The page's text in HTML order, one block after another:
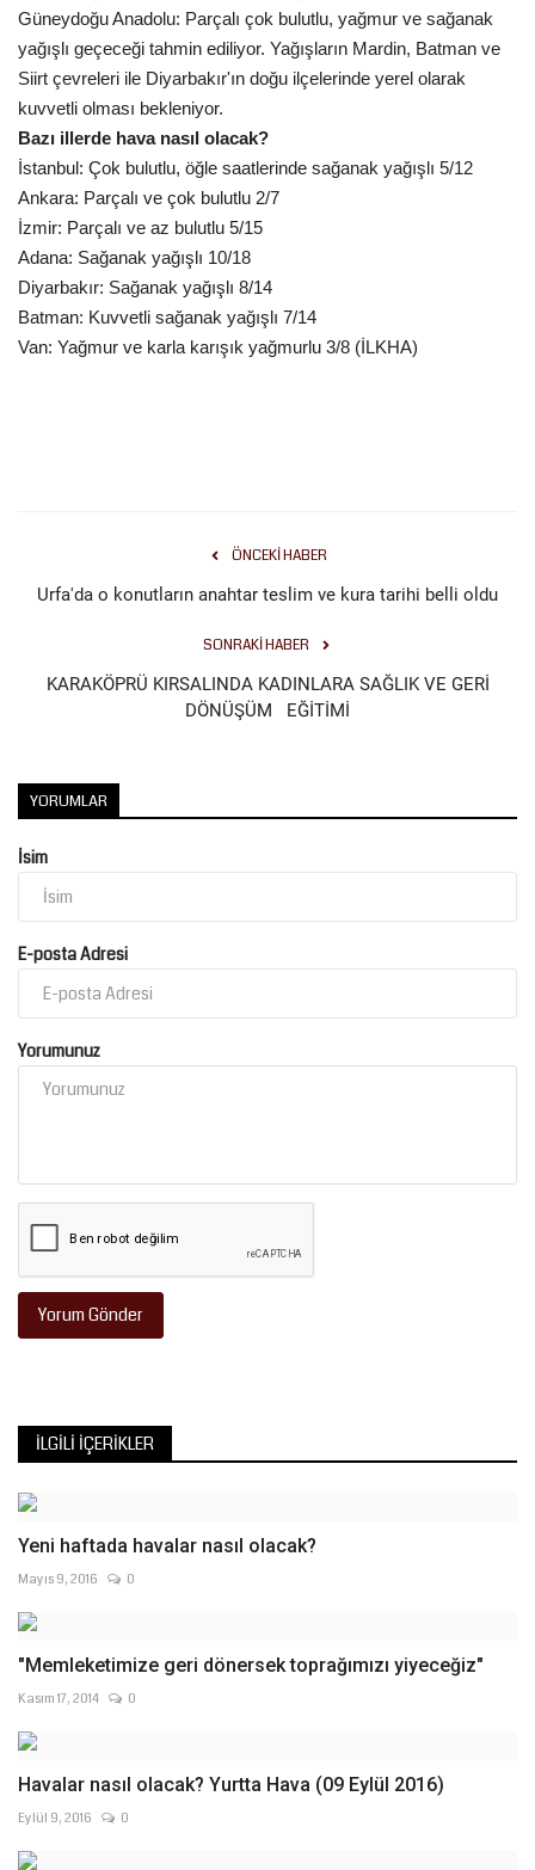
Güneydoğu Anadolu: Parçalı çok bulutlu, yağmur ve sağanak
yağışlı geçeceği tahmin ediliyor. Yağışların Mardin, Batman ve
Siirt çevreleri ile Diyarbakır'ın doğu ilçelerinde yerel olarak
kuvvetli olması bekleniyor.
Bazı illerde hava nasıl olacak?
İstanbul: Çok bulutlu, öğle saatlerinde sağanak yağışlı 5/12
Ankara: Parçalı ve çok bulutlu 2/7
İzmir: Parçalı ve az bulutlu 5/15
Adana: Sağanak yağışlı 10/18
Diyarbakır: Sağanak yağışlı 8/14
Batman: Kuvvetli sağanak yağışlı 7/14
Van: Yağmur ve karla karışık yağmurlu 3/8 (İLKHA)
ÖNCEKI HABER
Urfa'da o konutların anahtar teslim ve kura tarihi belli oldu
SONRAKI HABER
KARAKÖPRÜ KIRSALINDA KADINLARA SAĞLIK VE GERİ
DÖNÜŞÜM EĞİTİMİ
YORUMLAR
İsim
E-posta Adresi
Yorumunuz
Yorum Gönder
İLGILI İÇERIKLER
Yeni haftada havalar nasıl olacak?
Mayıs 9, 2016 0
"Memleketimize geri dönersek toprağımızı yiyeceğiz"
Kasım 17, 2014 0
Havalar nasıl olacak? Yurtta Hava (09 Eylül 2016)
Eylül 9, 2016 0